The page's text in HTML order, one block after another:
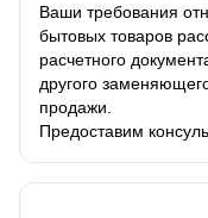
Ваши требования
бытовых товаров
расчетного
другого
продажи.
Предоставим